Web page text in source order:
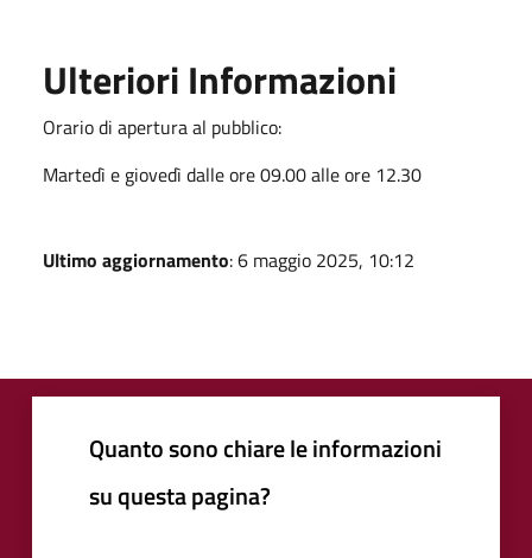
Ulteriori Informazioni
Orario di apertura al pubblico:
Martedì e giovedì dalle ore 09.00 alle ore 12.30
Ultimo aggiornamento: 6 maggio 2025, 10:12
Quanto sono chiare le informazioni
su questa pagina?